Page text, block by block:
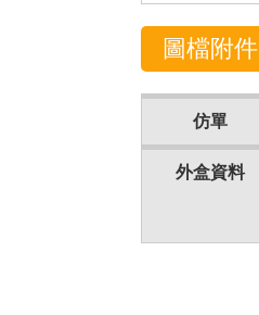
圖檔附件
仿單
外盒資料